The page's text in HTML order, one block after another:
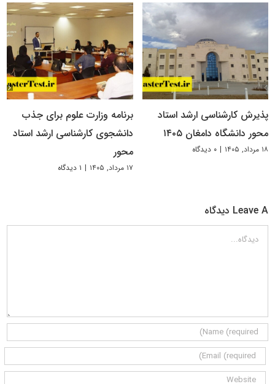
پذیرش کارشناسی ارشد استاد
محور دانشگاه دامغان ۱۴۰۵
۱۸ مرداد, ۱۴۰۵ | ۰ دیدگاه
برنامه وزارت علوم برای جذب
دانشجوی کارشناسی ارشد استاد
محور
۱۷ مرداد, ۱۴۰۵ | ۱ دیدگاه
Leave A دیدگاه
دیدگاه